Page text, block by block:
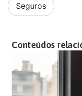
Seguros
Conteúdos